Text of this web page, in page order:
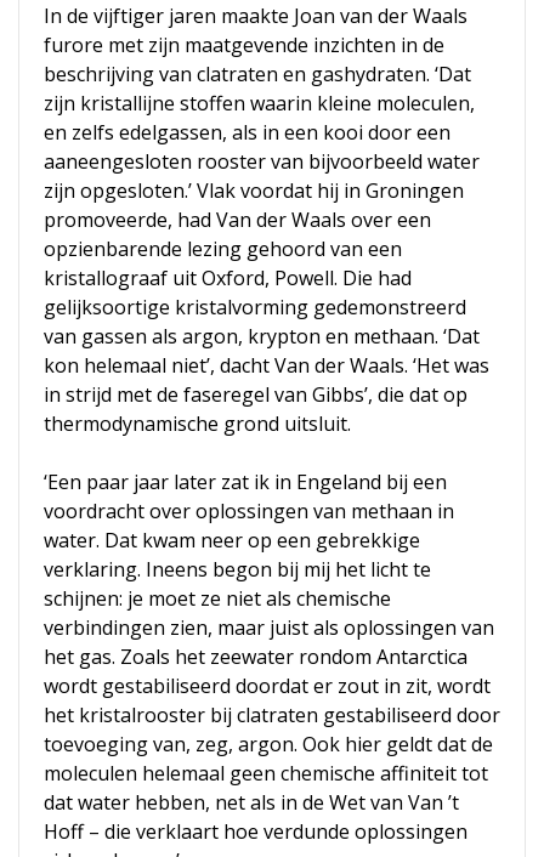
In de vijftiger jaren maakte Joan van der Waals
furore met zijn maatgevende inzichten in de
beschrijving van clatraten en gashydraten. ‘Dat
zijn kristallijne stoffen waarin kleine moleculen,
en zelfs edelgassen, als in een kooi door een
aaneengesloten rooster van bijvoorbeeld water
zijn opgesloten.’ Vlak voordat hij in Groningen
promoveerde, had Van der Waals over een
opzienbarende lezing gehoord van een
kristallograaf uit Oxford, Powell. Die had
gelijksoortige kristalvorming gedemonstreerd
van gassen als argon, krypton en methaan. ‘Dat
kon helemaal niet’, dacht Van der Waals. ‘Het was
in strijd met de faseregel van Gibbs’, die dat op
thermodynamische grond uitsluit.
‘Een paar jaar later zat ik in Engeland bij een
voordracht over oplossingen van methaan in
water. Dat kwam neer op een gebrekkige
verklaring. Ineens begon bij mij het licht te
schijnen: je moet ze niet als chemische
verbindingen zien, maar juist als oplossingen van
het gas. Zoals het zeewater rondom Antarctica
wordt gestabiliseerd doordat er zout in zit, wordt
het kristalrooster bij clatraten gestabiliseerd door
toevoeging van, zeg, argon. Ook hier geldt dat de
moleculen helemaal geen chemische affiniteit tot
dat water hebben, net als in de Wet van Van ’t
Hoff – die verklaart hoe verdunde oplossingen